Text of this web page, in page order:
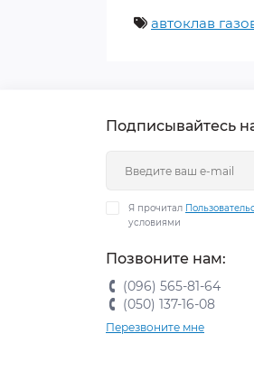
автоклав
Подписывайтесь
Я прочитал
условиями
Позвоните нам:
(096) 565-81-64
(050) 137-16-08
Перезвоните мне